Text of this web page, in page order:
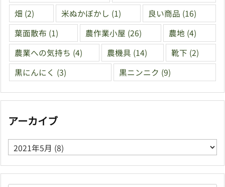
畑 (2) 米ぬかぼかし (1) 良い商品 (16)
葉面散布 (1) 農作業小屋 (26) 農地 (4)
農業への気持ち (4) 農機具 (14) 靴下 (2)
黒にんにく (3) 黒ニンニク (9)
アーカイブ
ア
ー
カ